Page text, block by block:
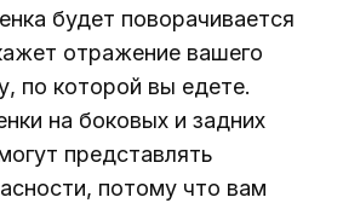
будет поворачивается
отражение вашего
по которой вы едете.
на боковых и задних
представлять
потому что вам